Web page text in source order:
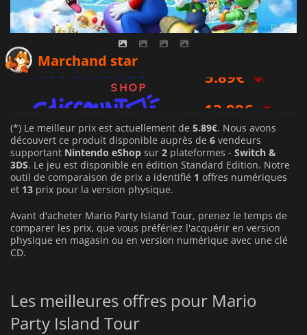
Marchand star
14.95€
(*) Le meilleur prix est actuellement de 5.89€. Nous avons
découvert ce produit disponible auprès de 6 vendeurs
supportant Nintendo eShop sur 2 plateformes - Switch &
3DS. Le jeu est disponible en édition Standard Edition. Notre
outil de comparaison de prix a identifié 1 offres numériques
et 13 prix pour la version physique.
Avant d'acheter Mario Party Island Tour, prenez le temps de
comparer les prix, que vous préfériez l'acquérir en version
physique en magasin ou en version numérique avec une clé
CD.
Les meilleures offres pour Mario
Party Island Tour